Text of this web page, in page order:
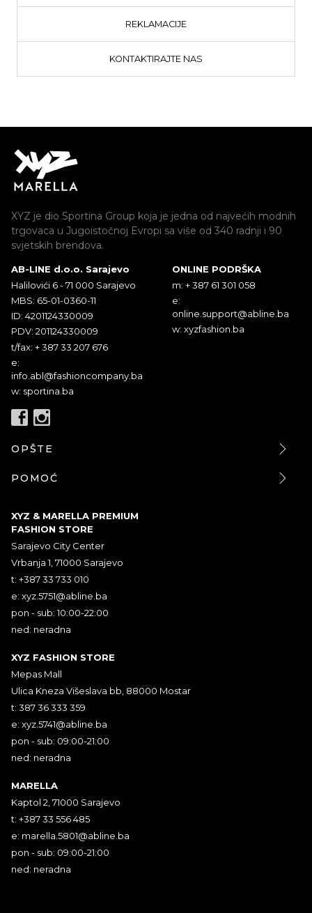
REKLAMACIJE
KONTAKTIRAJTE NAS
XYZ je dio Sportina Group koja je jedna od najvećih modnih
trgovaca u Jugoistočnoj Evropi sa više od 340 radnji i 90
svjetskih brendova.
AB-LINE d.o.o. Sarajevo
Halilovići 6 - 71 000 Sarajevo
MBS: 65-01-0360-11
ID: 4201124330009
PDV: 201124330009
t/fax: + 387 33 207 676
e:
info.abl@fashioncompany.ba
w: sportina.ba
ONLINE PODRŠKA
m: + 387 61 301 058
e:
online.support@abline.ba
w: xyzfashion.ba
OPŠTE
POMOĆ
XYZ & MARELLA PREMIUM
FASHION STORE
Sarajevo City Center
Vrbanja 1, 71000 Sarajevo
t: +387 33 733 010
e: xyz.5751@abline.ba
pon - sub: 10:00-22:00
ned: neradna
XYZ FASHION STORE
Mepas Mall
Ulica Kneza Višeslava bb, 88000 Mostar
t: 387 36 333 359
e: xyz.5741@abline.ba
pon - sub: 09:00-21:00
ned: neradna
MARELLA
Kaptol 2, 71000 Sarajevo
t: +387 33 556 485
e: marella.5801@abline.ba
pon - sub: 09:00-21:00
ned: neradna